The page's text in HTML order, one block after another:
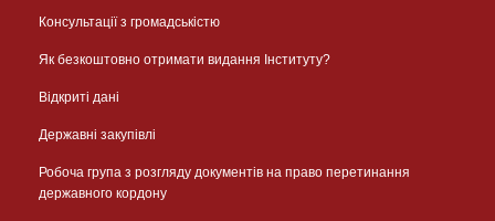
Консультації з громадськістю
Як безкоштовно отримати видання Інституту?
Відкриті дані
Державні закупівлі
Робоча група з розгляду документів на право перетинання
державного кордону